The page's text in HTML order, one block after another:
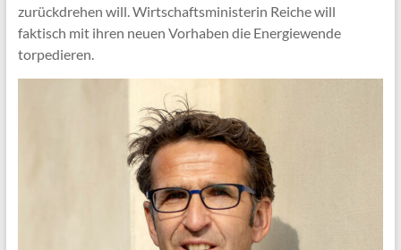
zurückdrehen will. Wirtschaftsministerin Reiche will
faktisch mit ihren neuen Vorhaben die Energiewende
torpedieren.